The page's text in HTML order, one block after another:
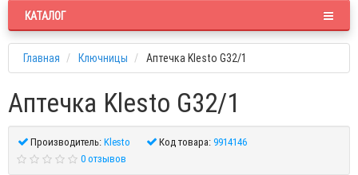
КАТАЛОГ
Главная Ключницы Аптечка Klesto G32/1
Аптечка Klesto G32/1
Производитель:Klesto Код товара:9914146
0 отзывов